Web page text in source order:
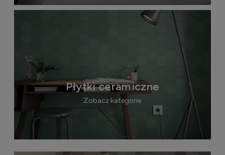
Płytki ceramiczne
Zobacz kategorie